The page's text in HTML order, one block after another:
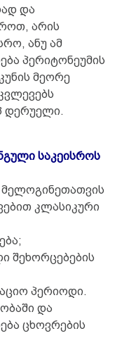
და
არის
ანუ ამ
პერიტონეუმის
მეორე
დერუელი.
საკეისროს
კლასიკური
შეხორცებების
პერიოდი.
და
ცხოვრების